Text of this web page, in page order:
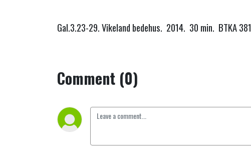
Gal.3.23-29. Vikeland bedehus. 2014. 30 min. BTKA 381
Comment (0)